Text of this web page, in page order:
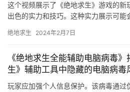
这个视频展示了《绝地求生》游戏的新
出色的实力和技巧。这种实力展示可能
绝地求生 2024年2月7日
《绝地求生全能辅助电脑病毒
生》辅助工具中隐藏的电脑病毒
玩家应加强个人信息保护。该病毒通过